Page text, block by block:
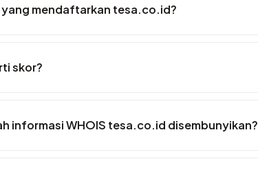
yang mendaftarkan tesa.co.id?
skor?
informasi WHOIS tesa.co.id disembunyikan?